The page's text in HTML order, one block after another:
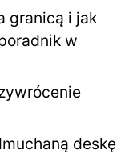
granicą i jak
w
deskę